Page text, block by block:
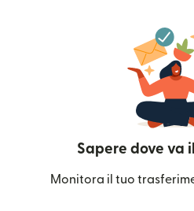
Sapere dove va
Monitora il tuo